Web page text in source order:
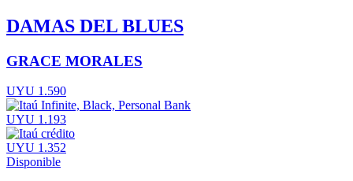
DAMAS DEL BLUES
GRACE MORALES
UYU 1.590
UYU 1.193
UYU 1.352
Disponible